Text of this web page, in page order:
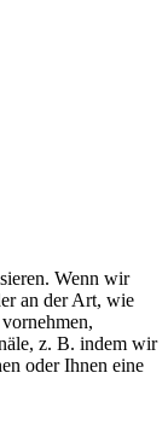
Wenn wir
an der Art, wie
z. B. indem wir
oder Ihnen eine